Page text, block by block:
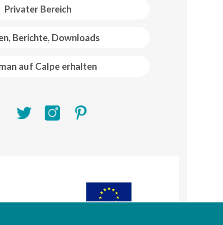
Privater Bereich
Berichte, Downloads
auf Calpe erhalten